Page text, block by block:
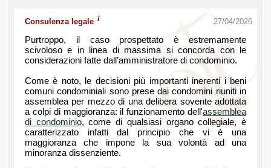
Consulenza legale i 27/04/2026
Purtroppo, il caso prospettato è estremamente
scivoloso e in linea di massima si concorda con le
considerazioni fatte dall’amministratore di condominio.
Come è noto, le decisioni più importanti inerenti i beni
comuni condominiali sono prese dai condomini riuniti in
assemblea per mezzo di una delibera sovente adottata
a colpi di maggioranza: il funzionamento dell'assemblea
di condominio, come di qualsiasi organo collegiale, è
caratterizzato infatti dal principio che vi è una
maggioranza che impone la sua volontà ad una
minoranza dissenziente.